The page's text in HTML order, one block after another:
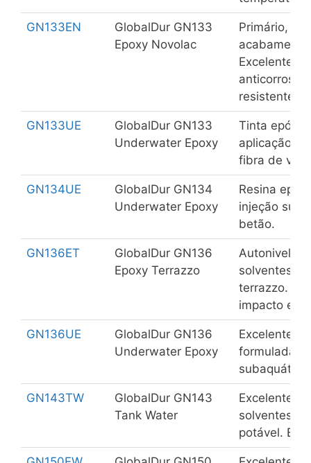
GN133EN
GlobalDur GN133
Epoxy Novolac
Primário,
Excelentes
resistente à
GN133UE
GlobalDur GN133
Underwater Epoxy
Tinta epóxi
aplicação
fibra de
GN134UE
GlobalDur GN134
Underwater Epoxy
Resina
injeção
betão.
GN136ET
GlobalDur GN136
Epoxy Terrazzo
solventes
terrazzo.
impacto e
GN136UE
GlobalDur GN136
Underwater Epoxy
Excelente
formulada
subaquática.
GN143TW
GlobalDur GN143
Tank Water
Excelente
solventes
potável.